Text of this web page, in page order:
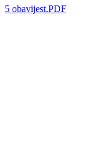
5 obavijest.PDF